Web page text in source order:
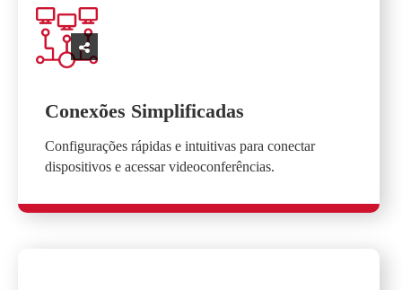
Conexões Simplificadas
Configurações rápidas e intuitivas para conectar
dispositivos e acessar videoconferências.